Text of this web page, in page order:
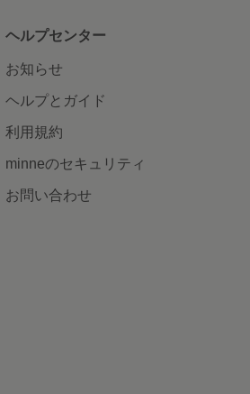
ヘルプセンター
お知らせ
ヘルプとガイド
利用規約
minneのセキュリティ
お問い合わせ